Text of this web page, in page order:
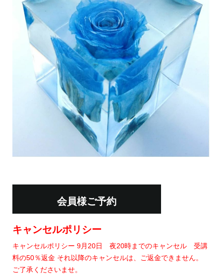
会員様ご予約
キャンセルポリシー
キャンセルポリシー 9月20日 夜20時までのキャンセル 受講
料の50％返金 それ以降のキャンセルは、ご返金できません。
ご了承くださいませ。